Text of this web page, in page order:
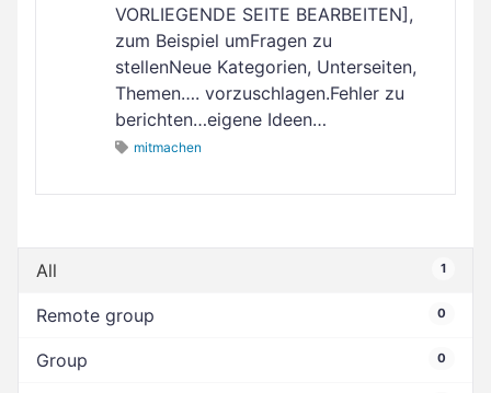
VORLIEGENDE SEITE BEARBEITEN],
zum Beispiel umFragen zu
stellenNeue Kategorien, Unterseiten,
Themen…. vorzuschlagen.Fehler zu
berichten…eigene Ideen…
mitmachen
All 1
Remote group 0
Group 0